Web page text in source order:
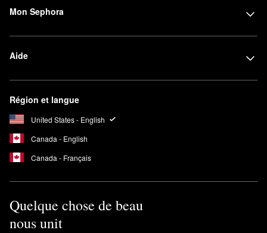
Mon Sephora
Aide
Région et langue
United States - English
Canada - English
Canada - Français
Quelque chose de beau
nous unit